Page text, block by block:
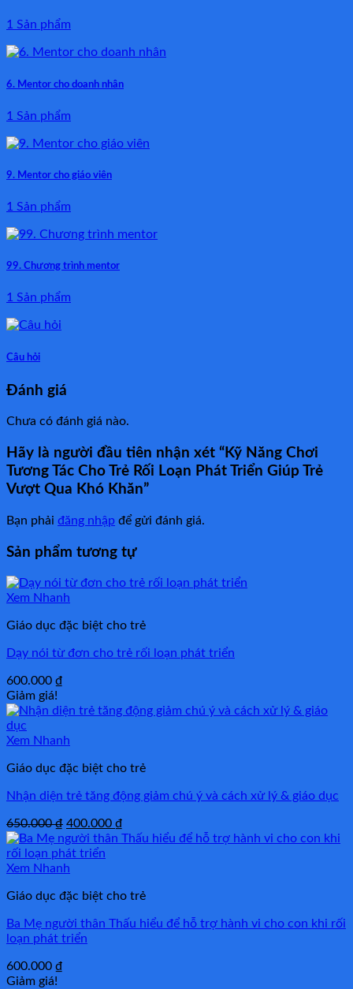
1 Sản phẩm
6. Mentor cho doanh nhân
1 Sản phẩm
9. Mentor cho giáo viên
1 Sản phẩm
99. Chương trình mentor
1 Sản phẩm
Câu hỏi
Đánh giá
Chưa có đánh giá nào.
Hãy là người đầu tiên nhận xét “Kỹ Năng Chơi
Tương Tác Cho Trẻ Rối Loạn Phát Triển Giúp Trẻ
Vượt Qua Khó Khăn”
Bạn phải đăng nhập để gửi đánh giá.
Sản phẩm tương tự
Xem Nhanh
Giáo dục đặc biệt cho trẻ
Dạy nói từ đơn cho trẻ rối loạn phát triển
600.000 ₫
Giảm giá!
Xem Nhanh
Giáo dục đặc biệt cho trẻ
Nhận diện trẻ tăng động giảm chú ý và cách xử lý & giáo dục
650.000₫ Giá
gốc
là:
650.000 ₫.
400.000 ₫
hiện
Xem Nhanh
Giáo dục đặc biệt cho trẻ
Ba Mẹ người thân Thấu hiểu để hỗ trợ hành vi cho con khi rối
loạn phát triển
600.000 ₫
Giảm giá!